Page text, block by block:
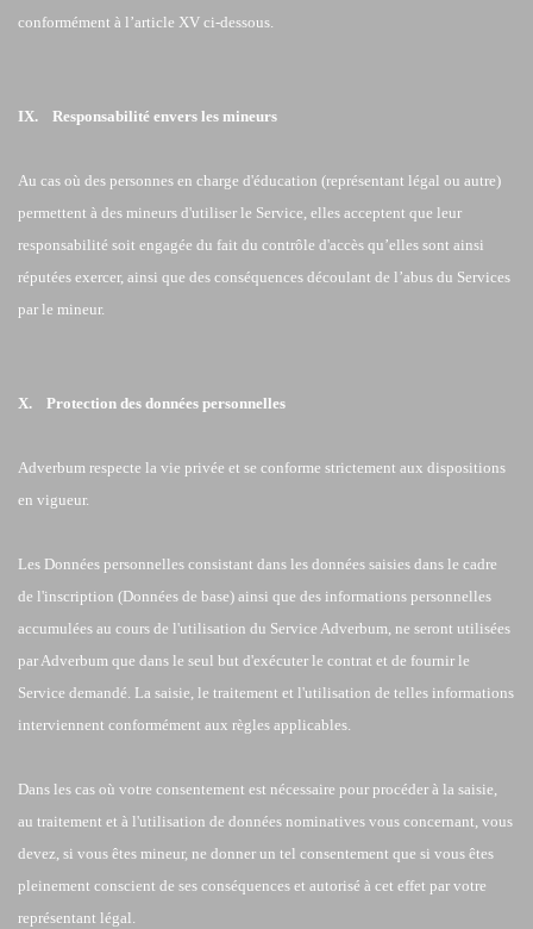
conformément à l’article XV ci-dessous.
IX. Responsabilité envers les mineurs
Au cas où des personnes en charge d'éducation (représentant légal ou autre)
permettent à des mineurs d'utiliser le Service, elles acceptent que leur
responsabilité soit engagée du fait du contrôle d'accès qu’elles sont ainsi
réputées exercer, ainsi que des conséquences découlant de l’abus du Services
par le mineur.
X. Protection des données personnelles
Adverbum respecte la vie privée et se conforme strictement aux dispositions
en vigueur.
Les Données personnelles consistant dans les données saisies dans le cadre
de l'inscription (Données de base) ainsi que des informations personnelles
accumulées au cours de l'utilisation du Service Adverbum, ne seront utilisées
par Adverbum que dans le seul but d'exécuter le contrat et de fournir le
Service demandé. La saisie, le traitement et l'utilisation de telles informations
interviennent conformément aux règles applicables.
Dans les cas où votre consentement est nécessaire pour procéder à la saisie,
au traitement et à l'utilisation de données nominatives vous concernant, vous
devez, si vous êtes mineur, ne donner un tel consentement que si vous êtes
pleinement conscient de ses conséquences et autorisé à cet effet par votre
représentant légal.